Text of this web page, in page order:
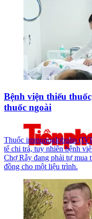
Bệnh viện thiếu
thuốc ngoài
Thuốc immunoglobulin
tế chi trả, tuy nhiên bệnh
Chợ Rẫy đang phải tự mua
đồng cho một liệu trình.